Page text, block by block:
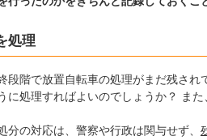
処理
段階で放置自転車の処理がまだ残さ
に処理すればよいのでしょうか？ ま
分の対応は、警察や行政は関与せず、